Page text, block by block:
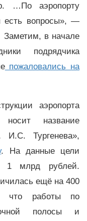
…По аэропорту
есть вопросы», —
Заметим, в начале
подрядчика
пожаловались на
аэропорта
название
И.С. Тургенева»,
. На данные цели
1 млрд рублей.
ещё на 400
что работы по
полосы и